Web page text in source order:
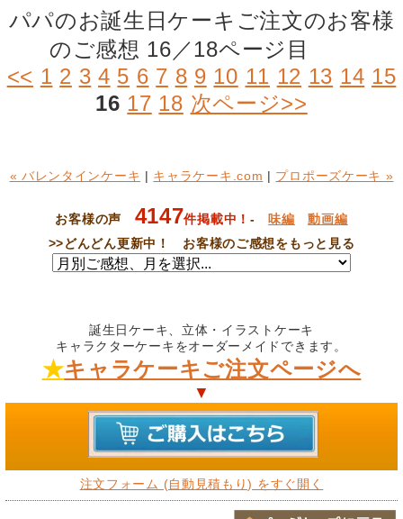
パパのお誕生日ケーキご注文のお客様
のご感想 16／18ページ目
<< 1 2 3 4 5 6 7 8 9 10 11 12 13 14 15
16 17 18 次ページ>>
« バレンタインケーキ | キャラケーキ.com | プロポーズケーキ »
お客様の声 4147件掲載中！ - 味編
動画編
>>どんどん更新中！ お客様のご感想をもっと見る
誕生日ケーキ、立体・イラストケーキ
キャラクターケーキをオーダーメイドできます。
★キャラケーキご注文ページへ
▼
注文フォーム (自動見積もり) をすぐ開く